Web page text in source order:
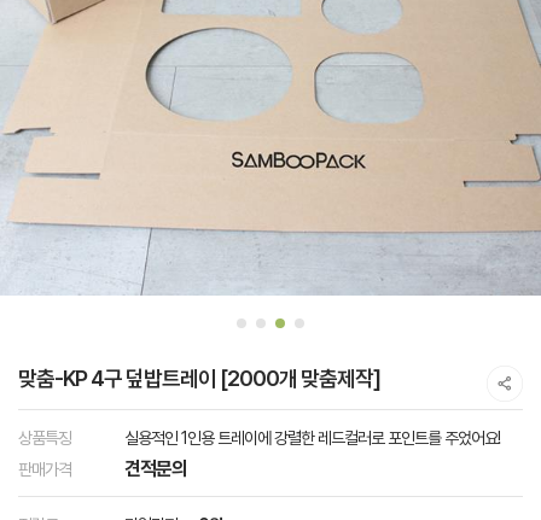
맞춤-KP 4구 덮밥트레이 [2000개 맞춤제작]
상품특징
실용적인 1인용 트레이에 강렬한 레드컬러로 포인트를 주었어요!
판매가격
견적문의